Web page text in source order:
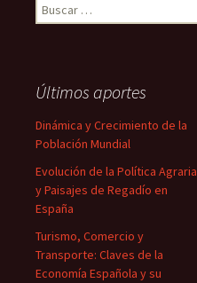
Buscar:
Últimos aportes
Dinámica y Crecimiento de la
Población Mundial
Evolución de la Política Agraria
y Paisajes de Regadío en
España
Turismo, Comercio y
Transporte: Claves de la
Economía Española y su